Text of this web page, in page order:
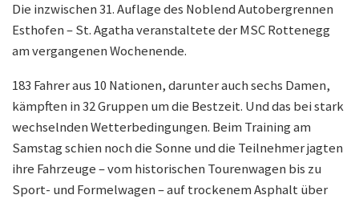
Die inzwischen 31. Auflage des Noblend Autobergrennen
Esthofen – St. Agatha veranstaltete der MSC Rottenegg
am vergangenen Wochenende.
183 Fahrer aus 10 Nationen, darunter auch sechs Damen,
kämpften in 32 Gruppen um die Bestzeit. Und das bei stark
wechselnden Wetterbedingungen. Beim Training am
Samstag schien noch die Sonne und die Teilnehmer jagten
ihre Fahrzeuge – vom historischen Tourenwagen bis zu
Sport- und Formelwagen – auf trockenem Asphalt über